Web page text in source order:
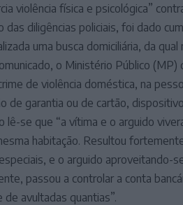
violência física e psicológica”
das diligências policiais, foi dado
uma busca domiciliária, da
o Ministério Público
de violência doméstica, na
de garantia ou de cartão,
lê-se que “a vítima e o arguido
habitação. Resultou
e o arguido aproveitando-
passou a controlar a conta
de avultadas quantias”.